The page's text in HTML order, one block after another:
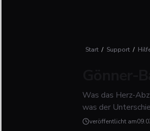
Start / Support /
Was das Herz-
was der
veröffentlicht am